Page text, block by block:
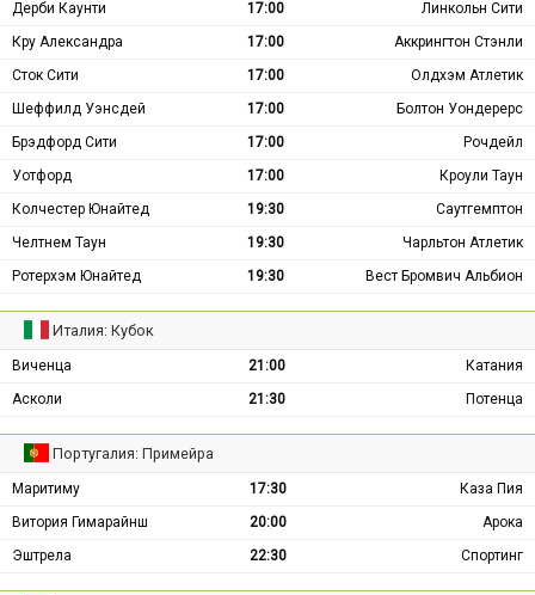
Дерби Каунти 17:00
Линкольн Сити
Кру Александра
17:00
Аккрингтон Стэнли
Сток Сити
17:00
Олдхэм Атлетик
Шеффилд Уэнсдей
17:00
Болтон Уондерерс
Брэдфорд Сити
17:00
Рочдейл
Уотфорд
17:00
Кроули Таун
Колчестер Юнайтед
19:30
Саутгемптон
Челтнем Таун
19:30
Чарльтон Атлетик
Ротерхэм Юнайтед
19:30 Вест Бромвич Альбион
Италия: Кубок
Виченца 21:00
Катания
Асколи
21:30 Потенца
Португалия: Примейра
Маритиму 17:30
Каза Пия
Витория Гимарайнш
20:00
Арока
Эштрела
22:30 Спортинг